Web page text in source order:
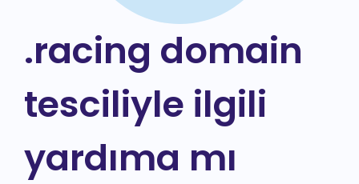
.racing domain
tesciliyle ilgili
yardıma mı